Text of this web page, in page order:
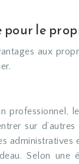
pour le
aux
professionnel,
sur
administratives
Selon une